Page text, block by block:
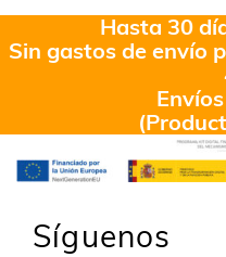
Hasta 30
Sin gastos de envío
Síguenos